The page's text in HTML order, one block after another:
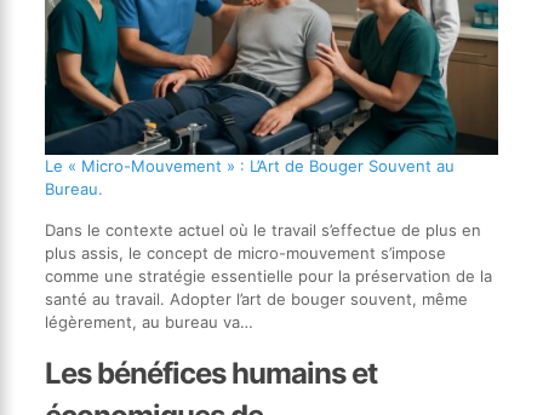
Le « Micro-Mouvement » : L’Art de Bouger Souvent au
Bureau.
Dans le contexte actuel où le travail s’effectue de plus en
plus assis, le concept de micro-mouvement s’impose
comme une stratégie essentielle pour la préservation de la
santé au travail. Adopter l’art de bouger souvent, même
légèrement, au bureau va…
Les bénéfices humains et